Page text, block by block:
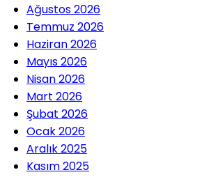
Ağustos 2026
Temmuz 2026
Haziran 2026
Mayıs 2026
Nisan 2026
Mart 2026
Şubat 2026
Ocak 2026
Aralık 2025
Kasım 2025